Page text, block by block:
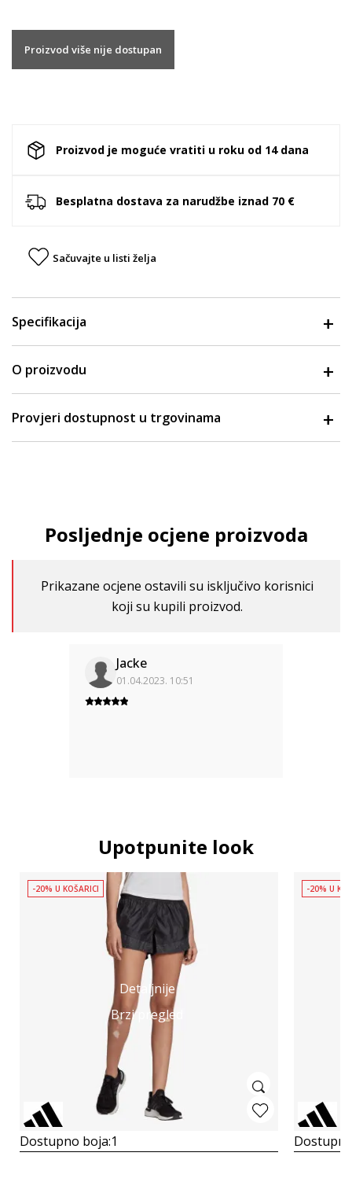
Proizvod više nije dostupan
Proizvod je moguće vratiti u roku od 14 dana
Besplatna dostava za narudžbe iznad 70 €
Sačuvajte u listi želja
Specifikacija
O proizvodu
Provjeri dostupnost u trgovinama
Posljednje ocjene proizvoda
Prikazane ocjene ostavili su isključivo korisnici
koji su kupili proizvod.
Jacke
01.04.2023. 10:51
Upotpunite look
Detaljnije
Brzi pregled
-20% U KOŠARICI
Dostupno boja:1
-20% U